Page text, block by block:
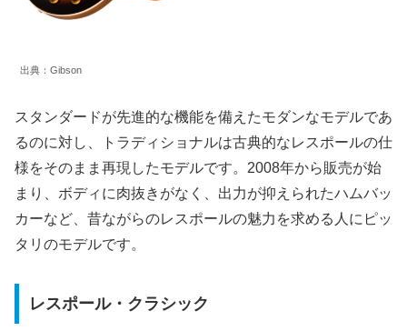
出典：Gibson
スタンダードが先進的な機能を備えたモダンなモデルであ
るのに対し、トラディショナルは古典的なレスポールの仕
様をそのまま再現したモデルです。2008年から販売が始
まり、ボディに肉抜きがなく、出力が抑えられたハムバッ
カーなど、昔ながらのレスポールの魅力を求める人にピッ
タリのモデルです。
レスポール・クラシック